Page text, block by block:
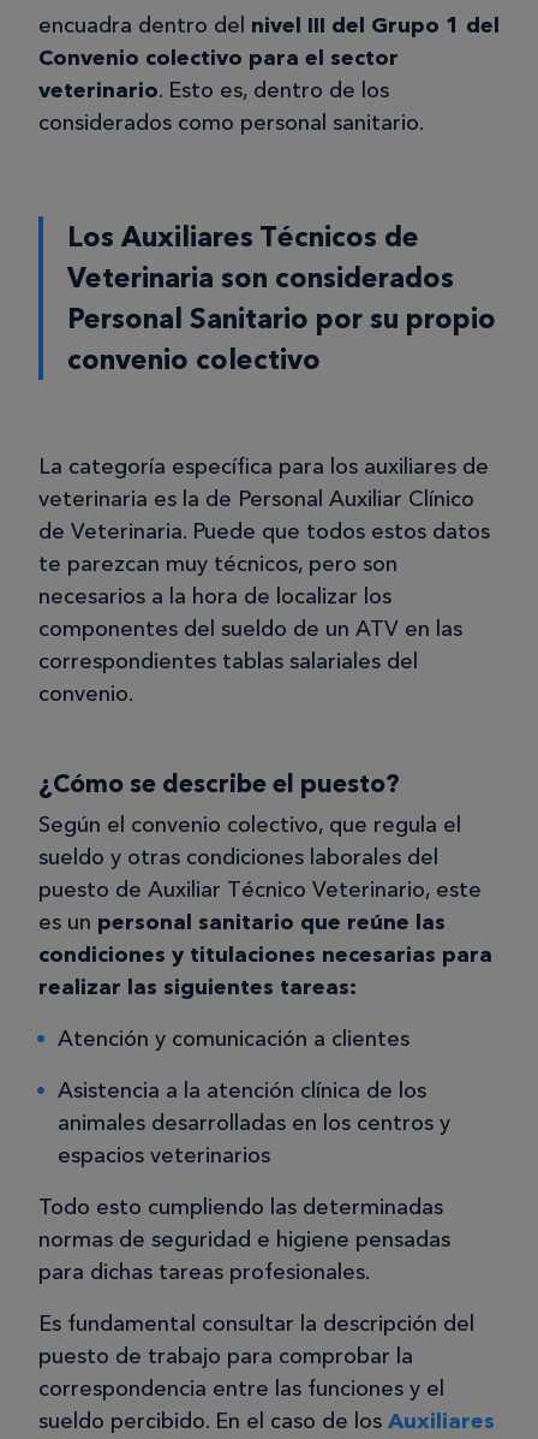
encuadra dentro del nivel III del Grupo 1 del
Convenio colectivo para el sector
veterinario. Esto es, dentro de los
considerados como personal sanitario.
Los Auxiliares Técnicos de
Veterinaria son considerados
Personal Sanitario por su propio
convenio colectivo
La categoría específica para los auxiliares de
veterinaria es la de Personal Auxiliar Clínico
de Veterinaria. Puede que todos estos datos
te parezcan muy técnicos, pero son
necesarios a la hora de localizar los
componentes del sueldo de un ATV en las
correspondientes tablas salariales del
convenio.
¿Cómo se describe el puesto?
Según el convenio colectivo, que regula el
sueldo y otras condiciones laborales del
puesto de Auxiliar Técnico Veterinario, este
es un personal sanitario que reúne las
condiciones y titulaciones necesarias para
realizar las siguientes tareas:
Atención y comunicación a clientes
Asistencia a la atención clínica de los
animales desarrolladas en los centros y
espacios veterinarios
Todo esto cumpliendo las determinadas
normas de seguridad e higiene pensadas
para dichas tareas profesionales.
Es fundamental consultar la descripción del
puesto de trabajo para comprobar la
correspondencia entre las funciones y el
sueldo percibido. En el caso de los Auxiliares